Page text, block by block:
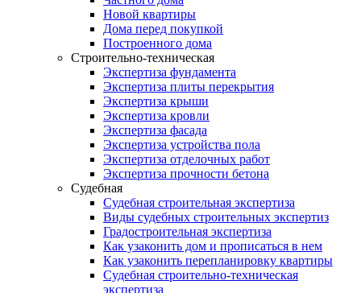
Новой квартиры
Дома перед покупкой
Построенного дома
Строительно-техническая
Экспертиза фундамента
Экспертиза плиты перекрытия
Экспертиза крыши
Экспертиза кровли
Экспертиза фасада
Экспертиза устройства пола
Экспертиза отделочных работ
Экспертиза прочности бетона
Судебная
Судебная строительная экспертиза
Виды судебных строительных экспертиз
Градостроительная экспертиза
Как узаконить дом и прописаться в нем
Как узаконить перепланировку квартиры
Судебная строительно-техническая
экспертиза